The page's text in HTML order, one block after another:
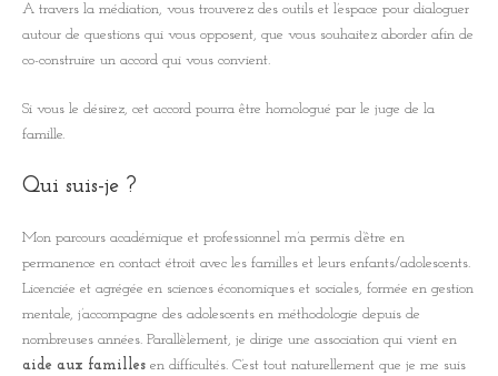
A travers la médiation, vous trouverez des outils et l’espace pour dialoguer
autour de questions qui vous opposent, que vous souhaitez aborder afin de
co-construire un accord qui vous convient.
Si vous le désirez, cet accord pourra être homologué par le juge de la
famille.
Qui suis-je ?
Mon parcours académique et professionnel m’a permis d’être en
permanence en contact étroit avec les familles et leurs enfants/adolescents.
Licenciée et agrégée en sciences économiques et sociales, formée en gestion
mentale, j’accompagne des adolescents en méthodologie depuis de
nombreuses années. Parallèlement, je dirige une association qui vient en
aide aux familles en difficultés. C’est tout naturellement que je me suis